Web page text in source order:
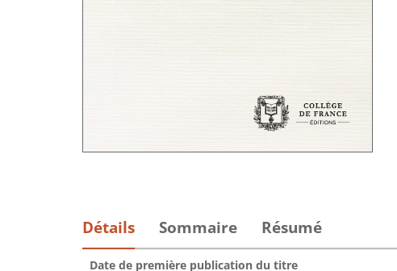
Détails Sommaire Résumé
Date de première publication du titre